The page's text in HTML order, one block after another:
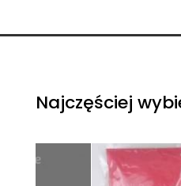
Najczęściej